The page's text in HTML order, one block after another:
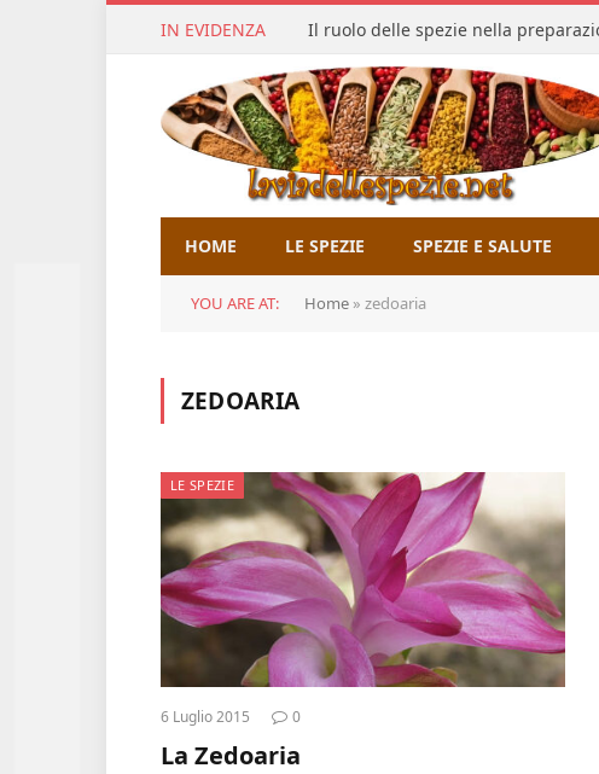
IN EVIDENZA Il ruolo delle spezie nella
HOME LE SPEZIE SPEZIE E SALUTE
YOU ARE AT: Home » zedoaria
ZEDOARIA
LE SPEZIE
6 Luglio 2015 0
La Zedoaria